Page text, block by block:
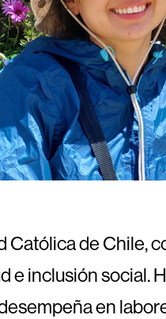
Católica de Chile,
e inclusión social.
en